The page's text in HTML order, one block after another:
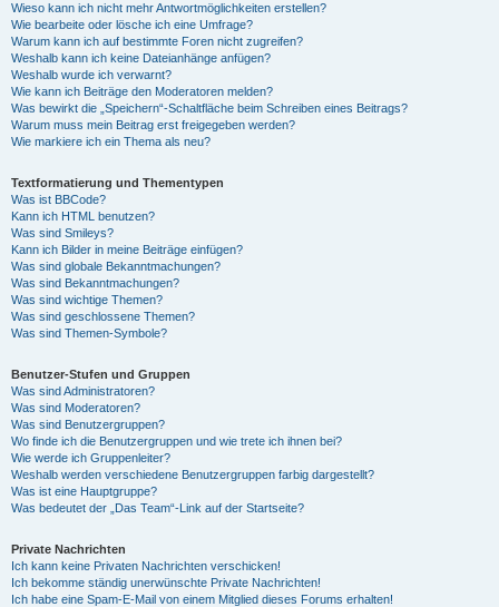
Wieso kann ich nicht mehr Antwortmöglichkeiten erstellen?
Wie bearbeite oder lösche ich eine Umfrage?
Warum kann ich auf bestimmte Foren nicht zugreifen?
Weshalb kann ich keine Dateianhänge anfügen?
Weshalb wurde ich verwarnt?
Wie kann ich Beiträge den Moderatoren melden?
Was bewirkt die „Speichern“-Schaltfläche beim Schreiben eines Beitrags?
Warum muss mein Beitrag erst freigegeben werden?
Wie markiere ich ein Thema als neu?
Textformatierung und Thementypen
Was ist BBCode?
Kann ich HTML benutzen?
Was sind Smileys?
Kann ich Bilder in meine Beiträge einfügen?
Was sind globale Bekanntmachungen?
Was sind Bekanntmachungen?
Was sind wichtige Themen?
Was sind geschlossene Themen?
Was sind Themen-Symbole?
Benutzer-Stufen und Gruppen
Was sind Administratoren?
Was sind Moderatoren?
Was sind Benutzergruppen?
Wo finde ich die Benutzergruppen und wie trete ich ihnen bei?
Wie werde ich Gruppenleiter?
Weshalb werden verschiedene Benutzergruppen farbig dargestellt?
Was ist eine Hauptgruppe?
Was bedeutet der „Das Team“-Link auf der Startseite?
Private Nachrichten
Ich kann keine Privaten Nachrichten verschicken!
Ich bekomme ständig unerwünschte Private Nachrichten!
Ich habe eine Spam-E-Mail von einem Mitglied dieses Forums erhalten!